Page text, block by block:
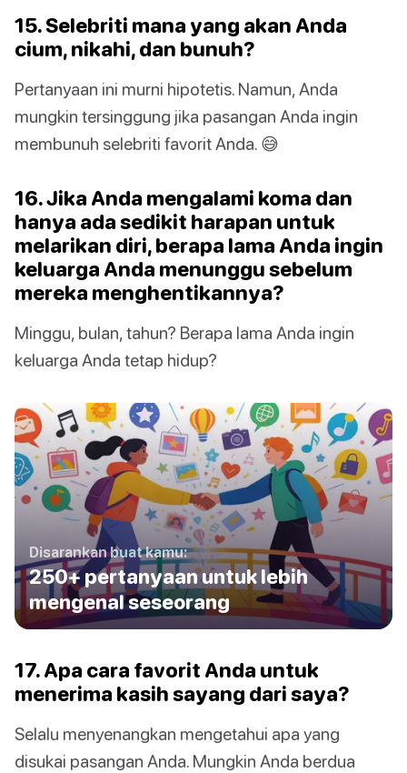
15. Selebriti mana yang akan Anda
cium, nikahi, dan bunuh?
Pertanyaan ini murni hipotetis. Namun, Anda
mungkin tersinggung jika pasangan Anda ingin
membunuh selebriti favorit Anda. 😅
16. Jika Anda mengalami koma dan
hanya ada sedikit harapan untuk
melarikan diri, berapa lama Anda ingin
keluarga Anda menunggu sebelum
mereka menghentikannya?
Minggu, bulan, tahun? Berapa lama Anda ingin
keluarga Anda tetap hidup?
Disarankan buat kamu:
250+ pertanyaan untuk lebih
mengenal seseorang
17. Apa cara favorit Anda untuk
menerima kasih sayang dari saya?
Selalu menyenangkan mengetahui apa yang
disukai pasangan Anda. Mungkin Anda berdua